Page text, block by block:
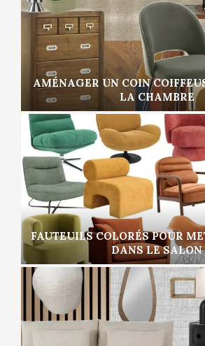
AMÉNAGER UN COIN
LA CHAMBRE
FAUTEUILS COLORÉS POUR
DANS LE SALON